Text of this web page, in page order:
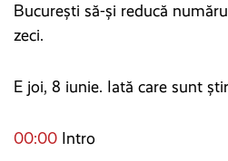
București să-și reducă
zeci.
E joi, 8 iunie. Iată care sunt
00:00 Intro